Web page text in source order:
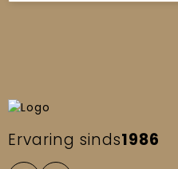
Ervaring sinds1986